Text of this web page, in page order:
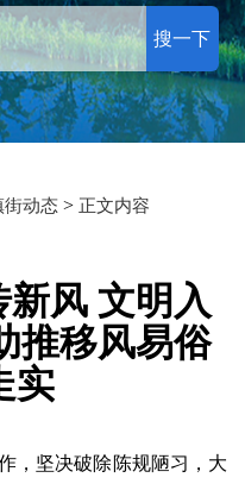
搜一下
街动态 > 正文内容
风 文明入
推移风易俗
实
，坚决破除陈规陋习，大